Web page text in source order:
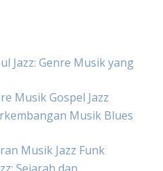
Jazz: Genre Musik yang
Musik Gospel Jazz
Musik Blues
Musik Jazz Funk